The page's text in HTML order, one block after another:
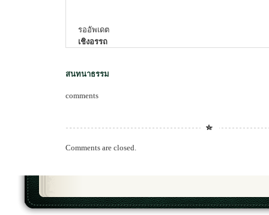
รออัพเดต
เชิงอรรถ
สนทนาธรรม
comments
Comments are closed.